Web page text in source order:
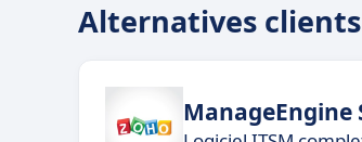
Alternatives
ManageEngine